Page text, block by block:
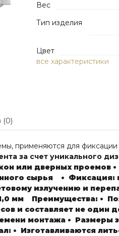
Вес
Тип изделия
Цвет
все характеристики
(0)
применяются для
за счет уникального
или дверных проемов
сырья • Фиксация:
излучению и
мм Преимущества: •
и составляет не один
монтажа • Размеры
• Изготавливаются